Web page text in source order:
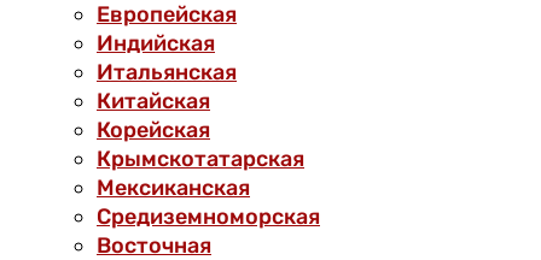
Европейская
Индийская
Итальянская
Китайская
Корейская
Крымскотатарская
Мексиканская
Средиземноморская
Восточная